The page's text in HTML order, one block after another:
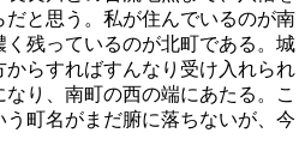
と思う。私が住んでいるのが南
残っているのが北町である。城
らすればすんなり受け入れられ
り、南町の西の端にあたる。こ
町名がまだ腑に落ちないが、今